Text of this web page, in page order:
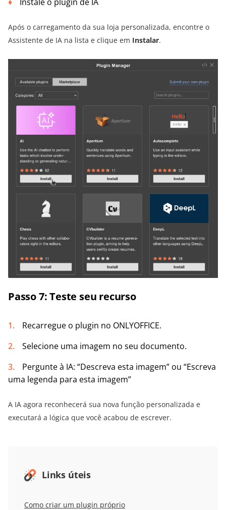
Instale o plugin de IA
Após o carregamento da sua loja personalizada, encontre o
Assistente de IA na lista e clique em Instalar.
Passo 7: Teste seu recurso
Recarregue o plugin no ONLYOFFICE.
Selecione uma imagem no seu documento.
Pergunte à IA: “Descreva esta imagem” ou “Escreva
uma legenda para esta imagem”
A IA agora reconhecerá sua nova função personalizada e
executará a lógica que você acabou de escrever.
Links úteis
Como criar um plugin próprio